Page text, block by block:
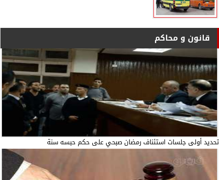
قانون و محاكم
تحديد أولى جلسات استئناف رمضان صبحي على حكم حبسه سنة